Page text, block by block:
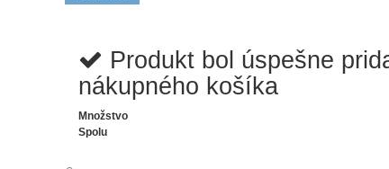
Produkt bol úspešne
nákupného košíka
Množstvo
Spolu